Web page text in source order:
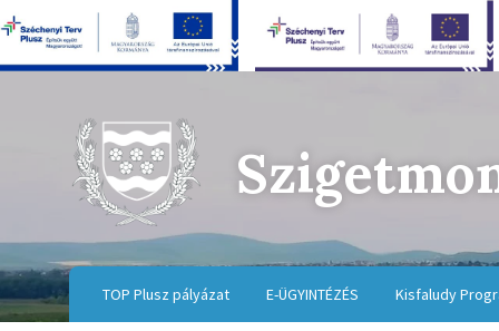
TOP Plusz pályázat E-ÜGYINTÉZÉS Kisfaludy